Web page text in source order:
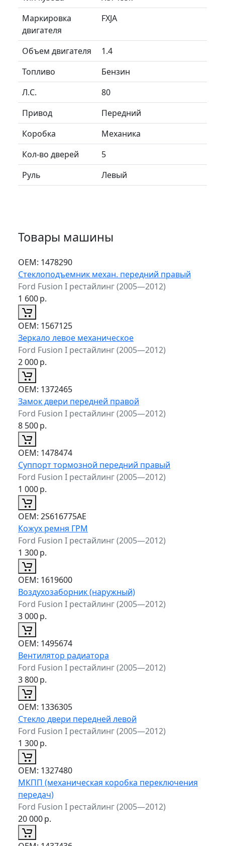
Маркировка
двигателя
FXJA
Объем двигателя
1.4
Топливо
Бензин
Л.C.
80
Привод
Передний
Коробка
Механика
Кол-во дверей
5
Руль
Левый
Товары машины
ОЕМ: 1478290
Стеклоподъемник механ. передний правый
Ford Fusion I рестайлинг (2005—2012)
1 600р.
ОЕМ: 1567125
Зеркало левое механическое
Ford Fusion I рестайлинг (2005—2012)
2 000р.
ОЕМ: 1372465
Замок двери передней правой
Ford Fusion I рестайлинг (2005—2012)
8 500р.
ОЕМ: 1478474
Суппорт тормозной передний правый
Ford Fusion I рестайлинг (2005—2012)
1 000р.
ОЕМ: 2S616775AE
Кожух ремня ГРМ
Ford Fusion I рестайлинг (2005—2012)
1 300р.
ОЕМ: 1619600
Воздухозаборник (наружный)
Ford Fusion I рестайлинг (2005—2012)
3 000р.
ОЕМ: 1495674
Вентилятор радиатора
Ford Fusion I рестайлинг (2005—2012)
3 800р.
ОЕМ: 1336305
Стекло двери передней левой
Ford Fusion I рестайлинг (2005—2012)
1 300р.
ОЕМ: 1327480
МКПП (механическая коробка переключения
передач)
Ford Fusion I рестайлинг (2005—2012)
20 000р.